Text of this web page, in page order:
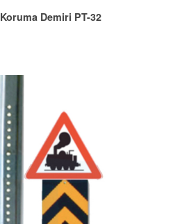
Demiri PT-32